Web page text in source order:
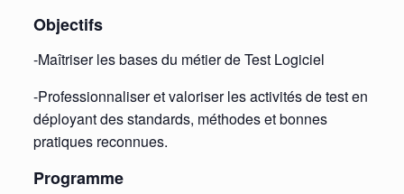
Objectifs
-Maîtriser les bases du métier de Test Logiciel
-Professionnaliser et valoriser les activités de test en
déployant des standards, méthodes et bonnes
pratiques reconnues.
Programme